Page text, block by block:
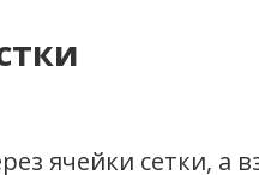
ячейки сетки, а